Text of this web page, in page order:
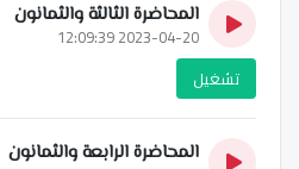
المحاضرة الثالثة والثمانون
2023-04-20 12:09:39
تشغيل
المحاضرة الرابعة والثمانون